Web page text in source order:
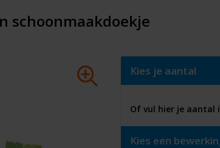
schoonmaakdoekje
Kies je aantal
Of vul hier je aantal
Kies een